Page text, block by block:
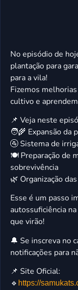
No episódio de
plantação para
para a vila!
Fizemos
cultivo e
📌 Veja neste
🧑‍🌾 Expansão da
🚰 Sistema de
🍽️ Preparação de
sobrevivência
🌿 Organização
Esse é um passo
autossuficiência
que virão!
🔔 Se inscreva no
notificações para
📌 Site Oficial:
🔹 https://